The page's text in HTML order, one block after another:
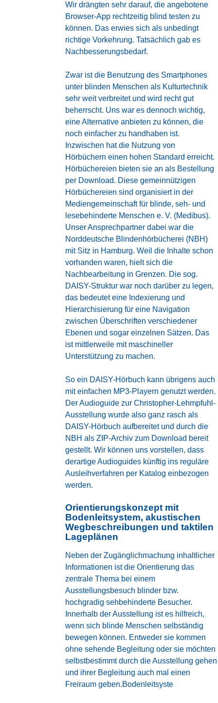
Wir drängten sehr darauf, die angebotene
Browser-App rechtzeitig blind testen zu
können. Das erwies sich als unbedingt
richtige Vorkehrung. Tatsächlich gab es
Nachbesserungsbedarf.
Zwar ist die Benutzung des Smartphones
unter blinden Menschen als Kulturtechnik
sehr weit verbreitet und wird recht gut
beherrscht. Uns war es dennoch wichtig,
eine Alternative anbieten zu können, die
noch einfacher zu handhaben ist.
Inzwischen hat die Nutzung von
Hörbüchern einen hohen Standard erreicht.
Hörbüchereien bieten sie an als Bestellung
per Download. Diese gemeinnützigen
Hörbüchereien sind organisiert in der
Mediengemeinschaft für blinde, seh- und
lesebehinderte Menschen e. V. (Medibus).
Unser Ansprechpartner dabei war die
Norddeutsche Blindenhörbücherei (NBH)
mit Sitz in Hamburg. Weil die Inhalte schon
vorhanden waren, hielt sich die
Nachbearbeitung in Grenzen. Die sog.
DAISY-Struktur war noch darüber zu legen,
das bedeutet eine Indexierung und
Hierarchisierung für eine Navigation
zwischen Überschriften verschiedener
Ebenen und sogar einzelnen Sätzen. Das
ist mittlerweile mit maschineller
Unterstützung zu machen.
So ein DAISY-Hörbuch kann übrigens auch
mit einfachen MP3-Playern genutzt werden.
Der Audioguide zur Christopher-Lehmpfuhl-
Ausstellung wurde also ganz rasch als
DAISY-Hörbuch aufbereitet und durch die
NBH als ZIP-Archiv zum Download bereit
gestellt. Wir können uns vorstellen, dass
derartige Audioguides künftig ins reguläre
Ausleihverfahren per Katalog einbezogen
werden.
Orientierungskonzept mit
Bodenleitsystem, akustischen
Wegbeschreibungen und taktilen
Lageplänen
Neben der Zugänglichmachung inhaltlicher
Informationen ist die Orientierung das
zentrale Thema bei einem
Ausstellungsbesuch blinder bzw.
hochgradig sehbehinderte Besucher.
Innerhalb der Ausstellung ist es hilfreich,
wenn sich blinde Menschen selbständig
bewegen können. Entweder sie kommen
ohne sehende Begleitung oder sie möchten
selbstbestimmt durch die Ausstellung gehen
und ihrer Begleitung auch mal einen
Freiraum geben.Bodenleitsyste